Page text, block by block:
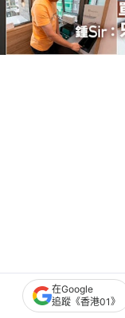
在Google
追蹤《香港01》